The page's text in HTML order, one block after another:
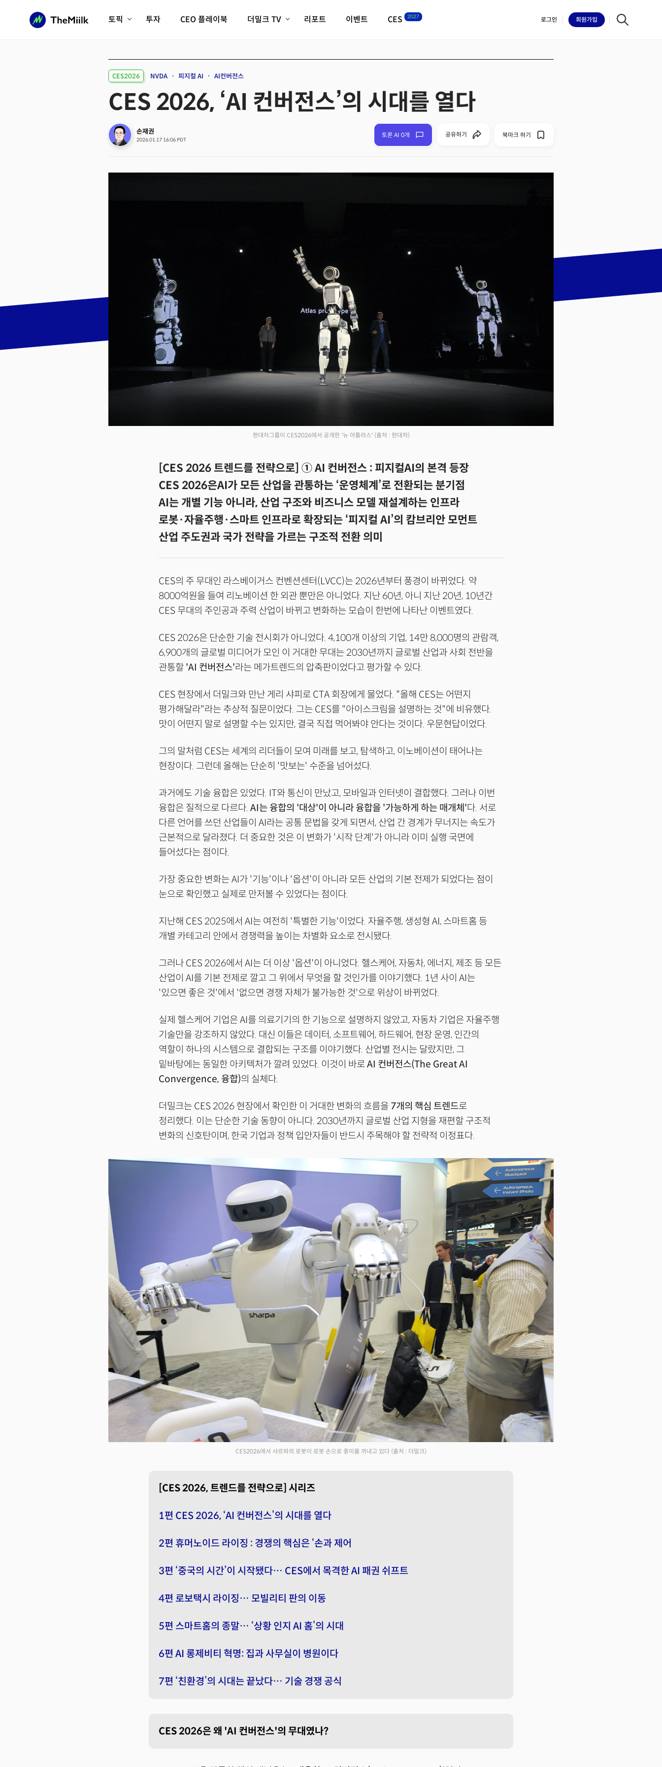
토픽
피지컬AI/로봇
AX비즈니스혁명 미래 교육/직업
전체 기사 보기
투자 CEO 플레이북 더밀크 TV
크리스의 뉴욕 시그널
리포트 이벤트 CES 2027
필드 가이드
CES2027 with TheMiilk
로그인 회원가입
CES2026 NVDA 피지컬 AI AI컨버전스
CES 2026, ‘AI 컨버전스’의 시대를 열다
손재권
2026.01.17 16:06 PDT
토론 AI 0개 공유하기
Twitter
북마크 하기
현대차그룹이 CES2026에서 공개한 '뉴 아틀라스' (출처 : 현대차)
[CES 2026 트렌드를 전략으로] ① AI 컨버전스 : 피지컬AI의 본격 등장
CES 2026은AI가 모든 산업을 관통하는 ‘운영체계’로 전환되는 분기점
AI는 개별 기능 아니라, 산업 구조와 비즈니스 모델 재설계하는 인프라
로봇·자율주행·스마트 인프라로 확장되는 ‘피지컬 AI’의 캄브리안 모먼트
산업 주도권과 국가 전략을 가르는 구조적 전환 의미
CES의 주 무대인 라스베이거스 컨벤션센터(LVCC)는 2026년부터 풍경이 바뀌었다. 약
8000억원을 들여 리노베이션 한 외관 뿐만은 아니었다. 지난 60년, 아니 지난 20년, 10년간
CES 무대의 주인공과 주력 산업이 바뀌고 변화하는 모습이 한번에 나타난 이벤트였다.
CES 2026은 단순한 기술 전시회가 아니었다. 4,100개 이상의 기업, 14만 8,000명의 관람객,
6,900개의 글로벌 미디어가 모인 이 거대한 무대는 2030년까지 글로벌 산업과 사회 전반을
관통할 'AI 컨버전스'라는 메가트렌드의 압축판이었다고 평가할 수 있다.
CES 현장에서 더밀크와 만난 게리 샤피로 CTA 회장에게 물었다. "올해 CES는 어떤지
평가해달라"라는 추상적 질문이었다. 그는 CES를 "아이스크림을 설명하는 것"에 비유했다.
맛이 어떤지 말로 설명할 수는 있지만, 결국 직접 먹어봐야 안다는 것이다. 우문현답이었다.
그의 말처럼 CES는 세계의 리더들이 모여 미래를 보고, 탐색하고, 이노베이션이 태어나는
현장이다. 그런데 올해는 단순히 '맛보는' 수준을 넘어섰다.
과거에도 기술 융합은 있었다. IT와 통신이 만났고, 모바일과 인터넷이 결합했다. 그러나 이번
융합은 질적으로 다르다. AI는 융합의 '대상'이 아니라 융합을 '가능하게 하는 매개체'다. 서로
다른 언어를 쓰던 산업들이 AI라는 공통 문법을 갖게 되면서, 산업 간 경계가 무너지는 속도가
근본적으로 달라졌다. 더 중요한 것은 이 변화가 '시작 단계'가 아니라 이미 실행 국면에
들어섰다는 점이다.
가장 중요한 변화는 AI가 '기능'이나 '옵션'이 아니라 모든 산업의 기본 전제가 되었다는 점이
눈으로 확인했고 실제로 만저볼 수 있었다는 점이다.
지난해 CES 2025에서 AI는 여전히 '특별한 기능'이었다. 자율주행, 생성형 AI, 스마트홈 등
개별 카테고리 안에서 경쟁력을 높이는 차별화 요소로 전시됐다.
그러나 CES 2026에서 AI는 더 이상 '옵션'이 아니었다. 헬스케어, 자동차, 에너지, 제조 등 모든
산업이 AI를 기본 전제로 깔고 그 위에서 무엇을 할 것인가를 이야기했다. 1년 사이 AI는
'있으면 좋은 것'에서 '없으면 경쟁 자체가 불가능한 것'으로 위상이 바뀌었다.
실제 헬스케어 기업은 AI를 의료기기의 한 기능으로 설명하지 않았고, 자동차 기업은 자율주행
기술만을 강조하지 않았다. 대신 이들은 데이터, 소프트웨어, 하드웨어, 현장 운영, 인간의
역할이 하나의 시스템으로 결합되는 구조를 이야기했다. 산업별 전시는 달랐지만, 그
밑바탕에는 동일한 아키텍처가 깔려 있었다. 이것이 바로AI 컨버전스(The Great AI
Convergence, 융합)의 실체다.
더밀크는 CES 2026 현장에서 확인한 이 거대한 변화의 흐름을 7개의 핵심 트렌드로
정리했다. 이는 단순한 기술 동향이 아니다. 2030년까지 글로벌 산업 지형을 재편할 구조적
변화의 신호탄이며, 한국 기업과 정책 입안자들이 반드시 주목해야 할 전략적 이정표다.
CES2026에서 샤르파의 로봇이 로봇 손으로 종이를 꺼내고 있다 (출처 : 더밀크)
[CES 2026, 트렌드를 전략으로] 시리즈
1편 CES 2026, ‘AI 컨버전스’의 시대를 열다
2편 휴머노이드 라이징 : 경쟁의 핵심은 ‘손과 제어
3편 ‘중국의 시간’이 시작됐다… CES에서 목격한 AI 패권 쉬프트
4편 로보택시 라이징… 모빌리티 판의 이동
5편 스마트홈의 종말… ‘상황 인지 AI 홈’의 시대
6편 AI 롱제비티 혁명: 집과 사무실이 병원이다
7편 ‘친환경’의 시대는 끝났다… 기술 경쟁 공식
CES 2026은 왜 'AI 컨버전스'의 무대였나?